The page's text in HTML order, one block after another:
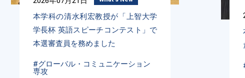
本学科の清水利宏教授が「上智大学
学長杯 英語スピーチコンテスト」で
本選審査員を務めました
#グローバル・コミュニケーション
専攻